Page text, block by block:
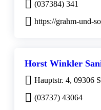
(037384) 341
https://grahm-und-
Horst Winkler
Hauptstr. 4, 09306
(03737) 43064